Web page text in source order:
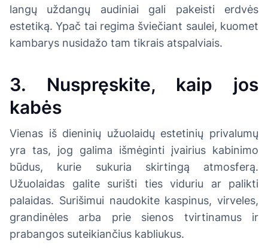
langų uždangų audiniai gali pakeisti erdvės
estetiką. Ypač tai regima šviečiant saulei, kuomet
kambarys nusidažo tam tikrais atspalviais.
3. Nuspręskite, kaip jos
kabės
Vienas iš dieninių užuolaidų estetinių privalumų
yra tas, jog galima išmėginti įvairius kabinimo
būdus, kurie sukuria skirtingą atmosferą.
Užuolaidas galite surišti ties viduriu ar palikti
palaidas. Surišimui naudokite kaspinus, virveles,
grandinėles arba prie sienos tvirtinamus ir
prabangos suteikiančius kabliukus.